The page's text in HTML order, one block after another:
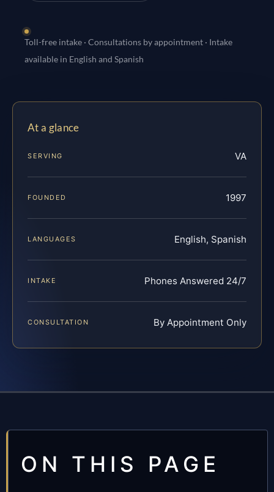
Toll-free intake · Consultations by appointment · Intake
available in English and Spanish
At a glance
SERVING VA
FOUNDED 1997
LANGUAGES English, Spanish
INTAKE Phones Answered 24/7
CONSULTATION By Appointment Only
ON THIS PAGE